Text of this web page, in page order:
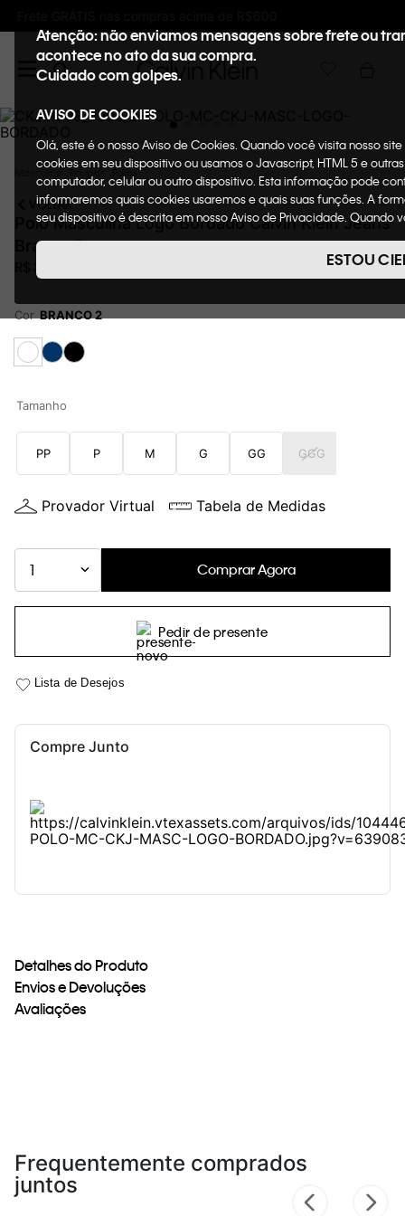
Atenção: não enviamos mensagens sobre frete ou
acontece no ato da sua compra.
Cuidado com golpes.
AVISO DE COOKIES
Olá, este é o nosso Aviso de Cookies. Quando você visita nosso
cookies em seu dispositivo ou usamos o Javascript, HTML 5 e
computador, celular ou outro dispositivo. Esta informação pode
informaremos quais cookies usaremos e quais suas funções. A
seu dispositivo é descrita em nosso Aviso de Privacidade. Quando
um item em nossa loja virtual. Para maiores informações sobre o
ESTOU
VOLTAR
Polo Masculina Logo Bordado Calvin Klein Jeans
Branco 2
Cor BRANCO 2
Tamanho
PP P M G GG GGG
Provador Virtual Tabela de Medidas
1 Comprar Agora
Pedir de presente
Compre Junto
Detalhes do Produto
Envios e Devoluções
Avaliações
Frequentemente comprados
juntos